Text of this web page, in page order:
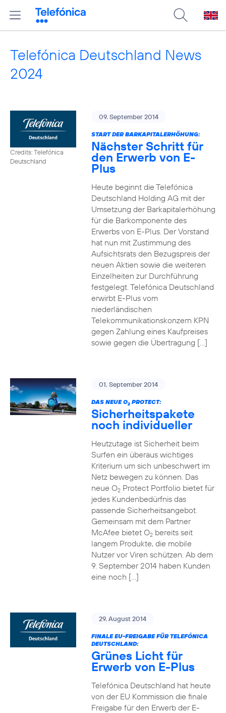
Telefónica Deutschland News
2024
Credits: Telefónica
Deutschland
09. September 2014
START DER BARKAPITALERHÖHUNG:
Nächster Schritt für
den Erwerb von E-
Plus
Heute beginnt die Telefónica
Deutschland Holding AG mit der
Umsetzung der Barkapitalerhöhung
für die Barkomponente des
Erwerbs von E-Plus. Der Vorstand
hat nun mit Zustimmung des
Aufsichtsrats den Bezugspreis der
neuen Aktien sowie die weiteren
Einzelheiten zur Durchführung
festgelegt. Telefónica Deutschland
erwirbt E-Plus vom
niederländischen
Telekommunikationskonzern KPN
gegen Zahlung eines Kaufpreises
sowie gegen die Übertragung […]
01. September 2014
DAS NEUE O2PROTECT:
Sicherheitspakete
noch individueller
Heutzutage ist Sicherheit beim
Surfen ein überaus wichtiges
Kriterium um sich unbeschwert im
Netz bewegen zu können. Das
neue O2Protect Portfolio bietet für
jedes Kundenbedürfnis das
passende Sicherheitsangebot.
Gemeinsam mit dem Partner
McAfee bietet O2bereits seit
langem Produkte, die mobile
Nutzer vor Viren schützen. Ab dem
9. September 2014 haben Kunden
eine noch […]
29. August 2014
FINALE EU-FREIGABE FÜR TELEFÓNICA
DEUTSCHLAND:
Grünes Licht für
Erwerb von E-Plus
Telefónica Deutschland hat heute
von der EU Kommission die finale
Freigabe für den Erwerb der E-